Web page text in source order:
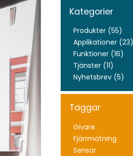
Kategorier
Produkter (55)
Applikationer (23)
Funktioner (16)
Tjänster (11)
Nyhetsbrev (5)
Taggar
Givare
Fjärrmätning
Sensor